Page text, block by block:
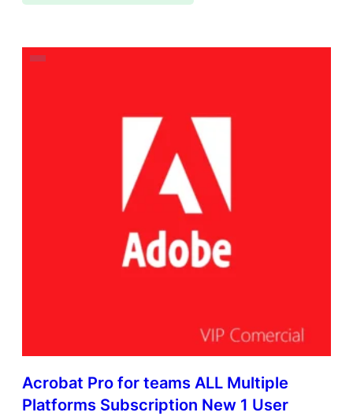
Acrobat Pro for teams ALL Multiple
Platforms Subscription New 1 User